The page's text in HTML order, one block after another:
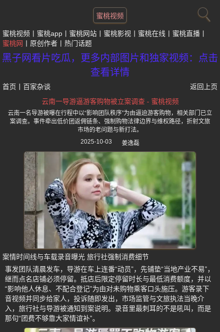
蜜桃视频
蜜桃视频 蜜桃app 蜜桃网站 蜜桃影视 蜜桃在线
蜜桃直播
蜜桃网
原创作者 热门话题
黑子网看片吃瓜，更多内部图片和独家视频：点击
查看详情
首页 百家杂谈
返回上页
云南一导游逼游客购物被立案调查 - 蜜桃视频
云南一名导游被曝在行程中以“影响团队秩序”为由逼迫游客购物，相关部门已立
案调查。事件牵出低价团返佣链条、强制购物法律边界与维权路径，折射文旅
市场的老问题与新打法。
2025-10-03
姜逸磊
案情时间线与车载录音曝光 旅行社强制消费细节
事发团队清晨发车，导游在车上连番“动员”，先铺垫“当地产业不易”，
继而点名店铺必须停留。抵店后限定停留时长与最低消费额度，并以
“影响他人休息、不配合登记”为由对未购物乘客口头施压。游客录下
音视频并同步给家人，投诉随即发出，市场监管与文旅执法当晚介
入，旅行社与导游被通知到案说明。录音里最刺耳的不是吼叫，而是
那句“团费不够靠大家情谊补”。